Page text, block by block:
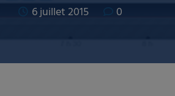
6 juillet 2015 0